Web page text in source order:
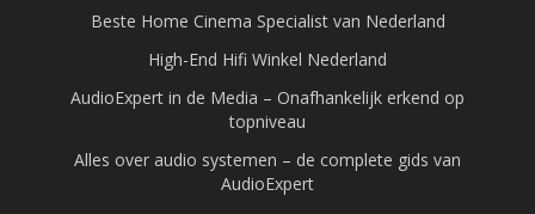
Beste Home Cinema Specialist van Nederland
High-End Hifi Winkel Nederland
AudioExpert in de Media – Onafhankelijk erkend op
topniveau
Alles over audio systemen – de complete gids van
AudioExpert